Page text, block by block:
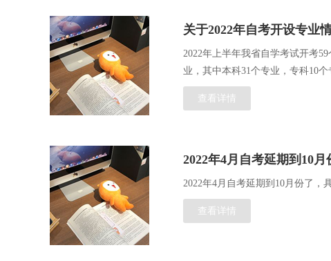
关于2022年自考开设专业
2022年上半年我省自学考试开考
业，其中本科31个专业，专科10个
查看详情
2022年4月自考延期到10月
2022年4月自考延期到10月份了，
查看详情